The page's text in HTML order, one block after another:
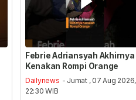
Febrie Adriansyah Akhirnya
Kenakan Rompi Orange
Dailynews - Jumat , 07 Aug 2026,
22:30 WIB